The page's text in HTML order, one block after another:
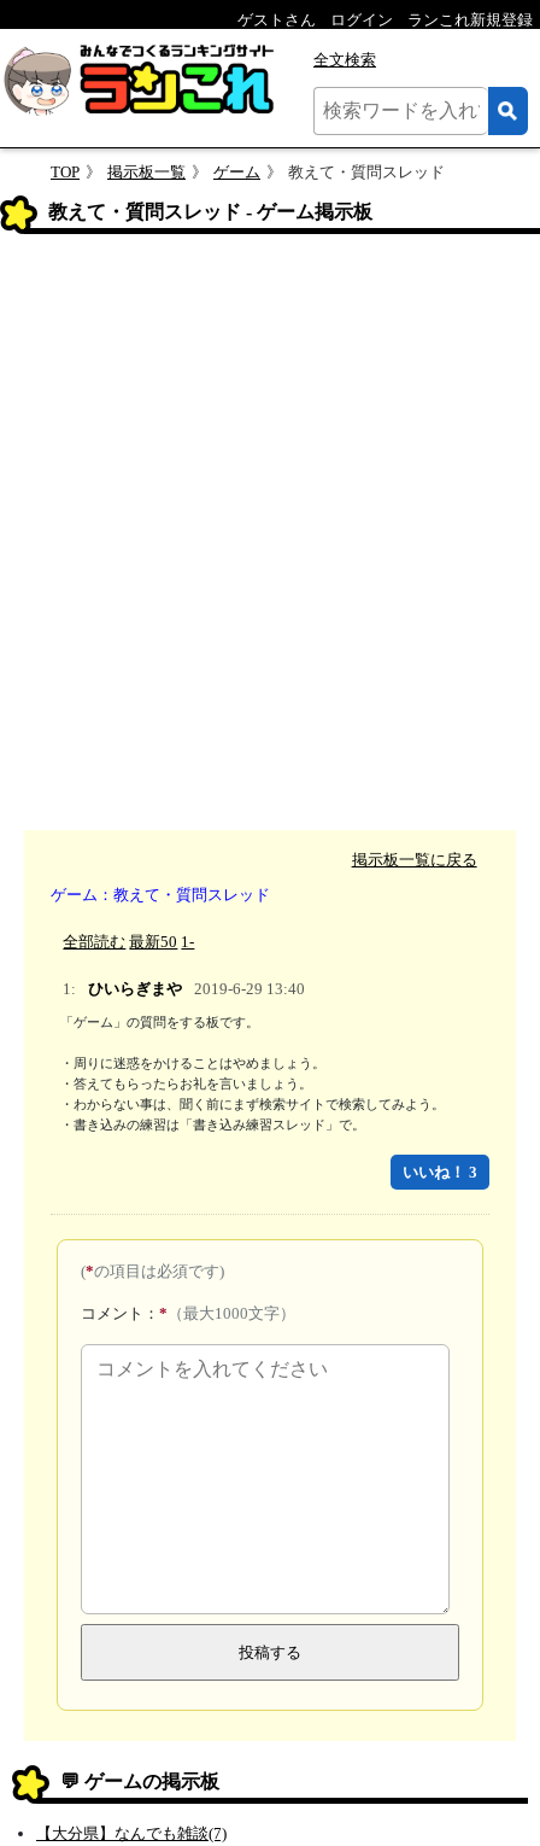
ゲストさん ログイン ランこれ新規登録
全文検索
TOP 掲示板一覧 ゲーム 教えて・質問スレッド
教えて・質問スレッド - ゲーム掲示板
掲示板一覧に戻る
ゲーム：教えて・質問スレッド
全部読む 最新50 1-
1: ひいらぎまや 2019-6-29 13:40
「ゲーム」の質問をする板です。
・周りに迷惑をかけることはやめましょう。
・答えてもらったらお礼を言いましょう。
・わからない事は、聞く前にまず検索サイトで検索してみよう。
・書き込みの練習は「書き込み練習スレッド」で。
いいね！ 3
(*の項目は必須です)
コメント： * （最大1000文字）
💬 ゲームの掲示板
【大分県】なんでも雑談(7)